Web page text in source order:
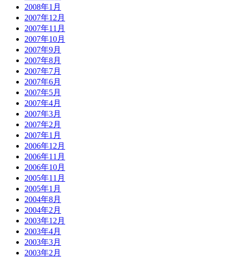
2008年1月
2007年12月
2007年11月
2007年10月
2007年9月
2007年8月
2007年7月
2007年6月
2007年5月
2007年4月
2007年3月
2007年2月
2007年1月
2006年12月
2006年11月
2006年10月
2005年11月
2005年1月
2004年8月
2004年2月
2003年12月
2003年4月
2003年3月
2003年2月